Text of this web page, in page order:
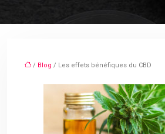
/ Blog / Les effets bénéfiques du CBD